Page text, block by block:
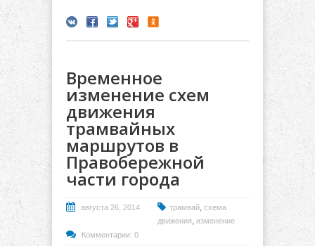
Временное
изменение схем
движения
трамвайных
маршрутов в
Правобережной
части города
августа 26, 2014 трамвай, схема
движения, изменение
Комментарии: 0